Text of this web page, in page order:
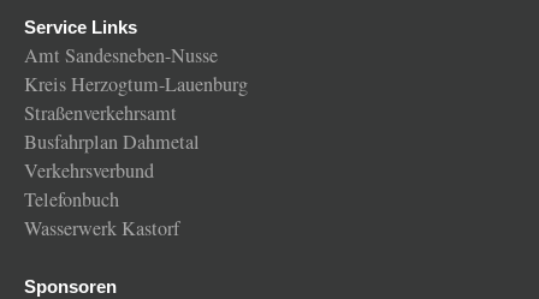
Service Links
Amt Sandesneben-Nusse
Kreis Herzogtum-Lauenburg
Straßenverkehrsamt
Busfahrplan Dahmetal
Verkehrsverbund
Telefonbuch
Wasserwerk Kastorf
Sponsoren